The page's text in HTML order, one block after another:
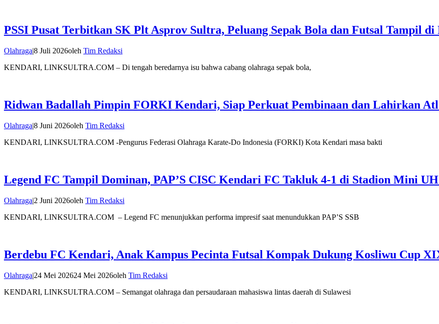
PSSI Pusat Terbitkan SK Plt Asprov Sultra, Peluang Sepak Bola dan Futsal Tampil
Olahraga|8 Juli 2026oleh Tim Redaksi
KENDARI, LINKSULTRA.COM – Di tengah beredarnya isu bahwa cabang olahraga sepak bola,
Ridwan Badallah Pimpin FORKI Kendari, Siap Perkuat Pembinaan dan Lahirkan
Olahraga|8 Juni 2026oleh Tim Redaksi
KENDARI, LINKSULTRA.COM -Pengurus Federasi Olahraga Karate-Do Indonesia (FORKI) Kota Kendari masa bakti
Legend FC Tampil Dominan, PAP’S CISC Kendari FC Takluk 4-1 di Stadion Mini
Olahraga|2 Juni 2026oleh Tim Redaksi
KENDARI, LINKSULTRA.COM – Legend FC menunjukkan performa impresif saat menundukkan PAP’S SSB
Berdebu FC Kendari, Anak Kampus Pecinta Futsal Kompak Dukung Kosliwu Cup
Olahraga|24 Mei 202624 Mei 2026oleh Tim Redaksi
KENDARI, LINKSULTRA.COM – Semangat olahraga dan persaudaraan mahasiswa lintas daerah di Sulawesi